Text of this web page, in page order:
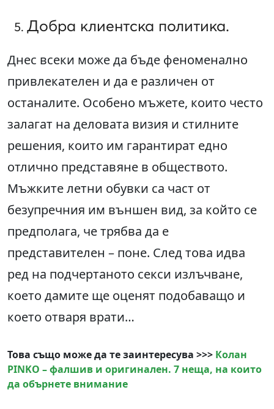
Добра клиентска политика.
Днес всеки може да бъде феноменално
привлекателен и да е различен от
останалите. Особено мъжете, които често
залагат на деловата визия и стилните
решения, които им гарантират едно
отлично представяне в обществото.
Мъжките летни обувки са част от
безупречния им външен вид, за който се
предполага, че трябва да е
представителен – поне. След това идва
ред на подчертаното секси излъчване,
което дамите ще оценят подобаващо и
което отваря врати…
Това също може да те заинтересува >>> Колан
PINKO – фалшив и оригинален. 7 неща, на които
да обърнете внимание